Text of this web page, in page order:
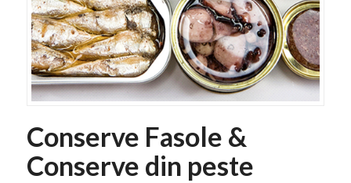
Conserve Fasole &
Conserve din peste